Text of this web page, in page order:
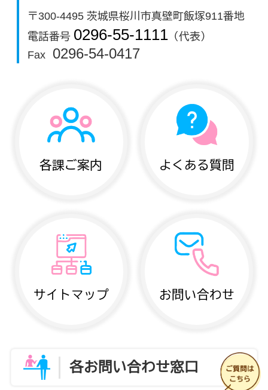
〒300-4495 茨城県桜川市真壁町飯塚911番地
電話番号 0296-55-1111 （代表）
Fax
0296-54-0417
各課ご案内 よくある質問
サイトマップ お問い合わせ
各お問い合わせ窓口